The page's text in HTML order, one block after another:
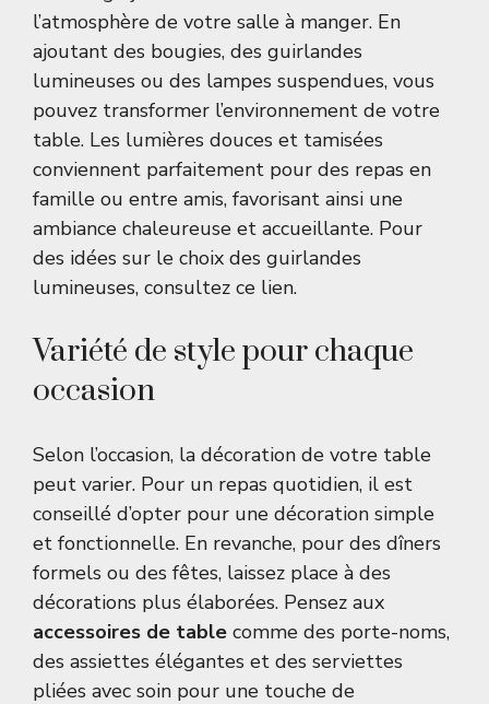
l’atmosphère de votre salle à manger. En
ajoutant des bougies, des guirlandes
lumineuses ou des lampes suspendues, vous
pouvez transformer l’environnement de votre
table. Les lumières douces et tamisées
conviennent parfaitement pour des repas en
famille ou entre amis, favorisant ainsi une
ambiance chaleureuse et accueillante. Pour
des idées sur le choix des guirlandes
lumineuses, consultez ce lien.
Variété de style pour chaque
occasion
Selon l’occasion, la décoration de votre table
peut varier. Pour un repas quotidien, il est
conseillé d’opter pour une décoration simple
et fonctionnelle. En revanche, pour des dîners
formels ou des fêtes, laissez place à des
décorations plus élaborées. Pensez aux
accessoires de table comme des porte-noms,
des assiettes élégantes et des serviettes
pliées avec soin pour une touche de